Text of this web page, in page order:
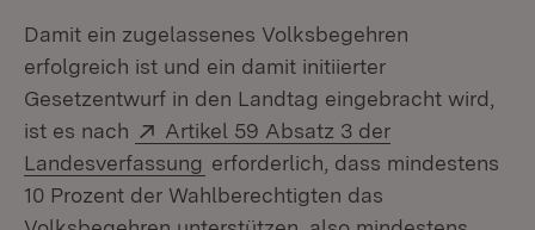
Damit ein zugelassenes Volksbegehren
erfolgreich ist und ein damit initiierter
Gesetzentwurf in den Landtag eingebracht wird,
ist es nach
Extern:
Artikel 59 Absatz 3 der
Landesverfassung (Öffnet in neuem Fenster)
erforderlich, dass mindestens
10 Prozent der Wahlberechtigten das